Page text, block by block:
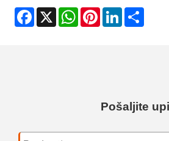
Facebook
X WhatsApp
PinterestLinkedIn
Pošaljite